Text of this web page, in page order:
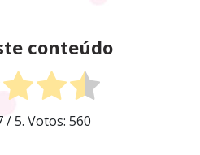
conteúdo
/ 5. Votos: 560